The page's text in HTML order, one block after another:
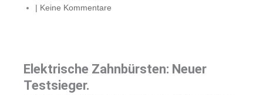
| Keine Kommentare
Elektrische Zahnbürsten: Neuer
Testsieger.